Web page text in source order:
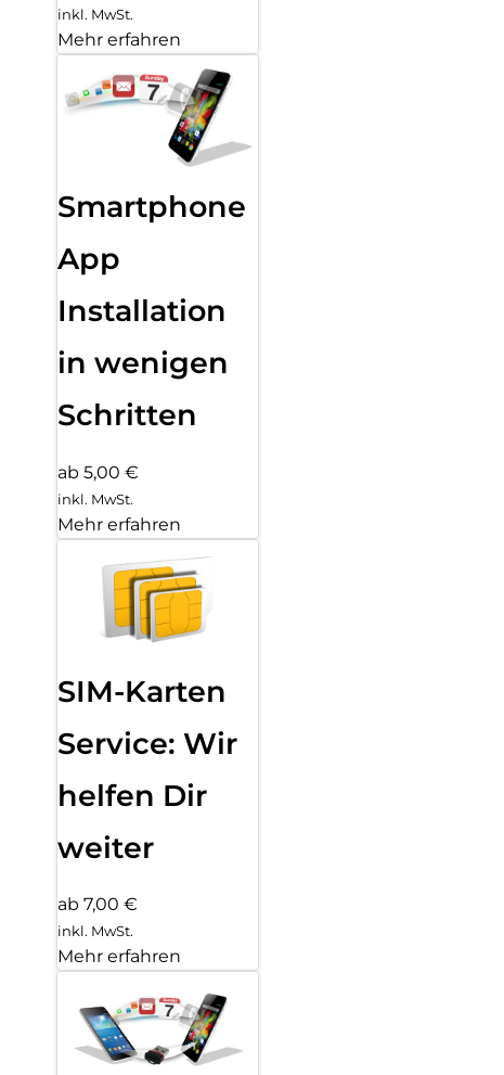
inkl. MwSt.
Mehr erfahren
Smartphone
App
Installation
in wenigen
Schritten
ab 5,00 €
inkl. MwSt.
Mehr erfahren
SIM-Karten
Service: Wir
helfen Dir
weiter
ab 7,00 €
inkl. MwSt.
Mehr erfahren